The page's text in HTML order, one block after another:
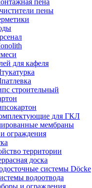
пены
для кафеля
строительный
для ГКЛ
мембраны
ограждения
территории
доска
системы Döcke
водоотвода
и ограждения